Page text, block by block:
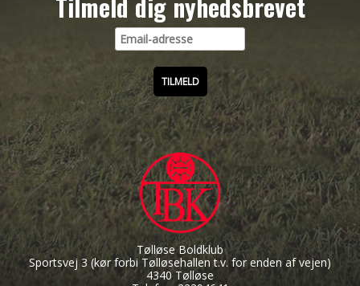
Tølløse Boldklub
Sportsvej 3 (kør forbi Tølløsehallen t.v. for enden af vejen)
4340 Tølløse